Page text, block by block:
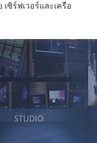
ซิร์ฟเวอร์และเครือ